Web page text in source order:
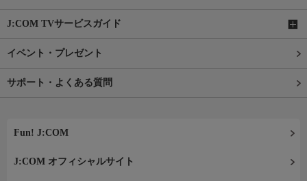
J:COM TVサービスガイド
イベント・プレゼント
サポート・よくある質問
Fun! J:COM
J:COM オフィシャルサイト